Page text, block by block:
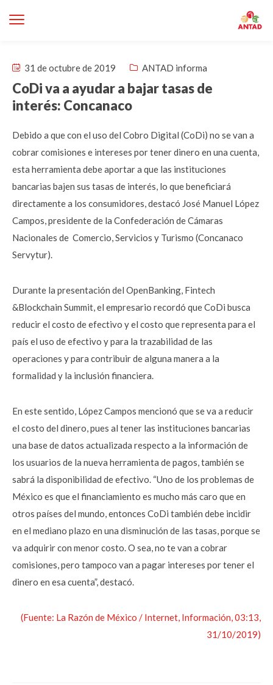
31 de octubre de 2019 ANTAD informa
CoDi va a ayudar a bajar tasas de
interés: Concanaco
Debido a que con el uso del Cobro Digital (CoDi) no se van a
cobrar comisiones e intereses por tener dinero en una cuenta,
esta herramienta debe aportar a que las instituciones
bancarias bajen sus tasas de interés, lo que beneficiará
directamente a los consumidores, destacó José Manuel López
Campos, presidente de la Confederación de Cámaras
Nacionales de Comercio, Servicios y Turismo (Concanaco
Servytur).
Durante la presentación del OpenBanking, Fintech
&Blockchain Summit, el empresario recordó que CoDi busca
reducir el costo de efectivo y el costo que representa para el
país el uso de efectivo y para la trazabilidad de las
operaciones y para contribuir de alguna manera a la
formalidad y la inclusión financiera.
En este sentido, López Campos mencionó que se va a reducir
el costo del dinero, pues al tener las instituciones bancarias
una base de datos actualizada respecto a la información de
los usuarios de la nueva herramienta de pagos, también se
sabrá la disponibilidad de efectivo. “Uno de los problemas de
México es que el financiamiento es mucho más caro que en
otros países del mundo, entonces CoDi también debe incidir
en el mediano plazo en una disminución de las tasas, porque se
va adquirir con menor costo. O sea, no te van a cobrar
comisiones, pero tampoco van a pagar intereses por tener el
dinero en esa cuenta”, destacó.
(Fuente: La Razón de México / Internet, Información, 03:13,
31/10/2019)